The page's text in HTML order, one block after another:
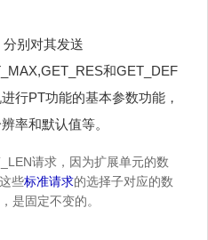
别对其发送
和GET_DEF
行PT功能的基本参数功能，
率和默认值等。
请求，因为扩展单元的数
些标准请求的选择子对应的数
是固定不变的。